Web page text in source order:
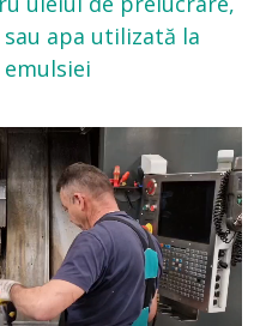
apa utilizată la